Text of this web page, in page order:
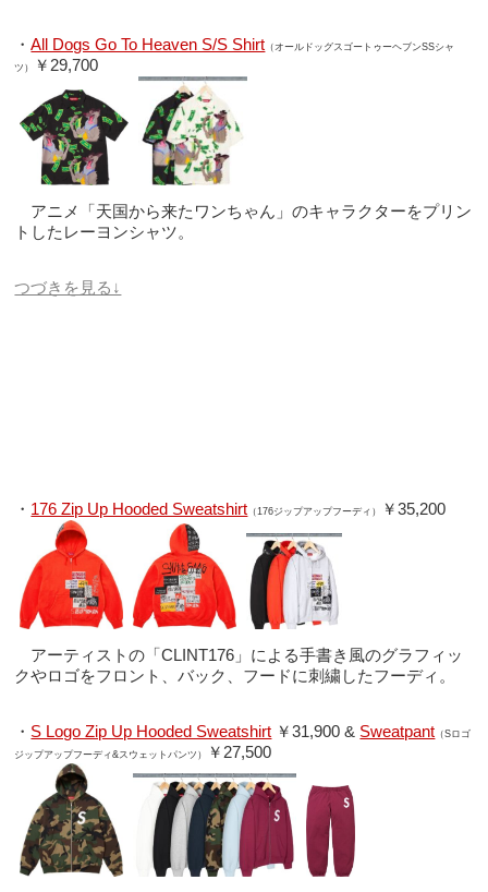
・All Dogs Go To Heaven S/S Shirt （オールドッグスゴートゥーヘブンSSシャ
ツ）
￥29,700
アニメ「天国から来たワンちゃん」のキャラクターをプリン
トしたレーヨンシャツ。
つづきを見る↓
・ 176 Zip Up Hooded Sweatshirt （176ジップアップフーディ） ￥35,200
アーティストの「CLINT176」による手書き風のグラフィッ
クやロゴをフロント、バック、フードに刺繍したフーディ。
・ S Logo Zip Up Hooded Sweatshirt ￥31,900 & Sweatpant （Sロゴ
ジップアップフーディ&スウェットパンツ）
￥27,500